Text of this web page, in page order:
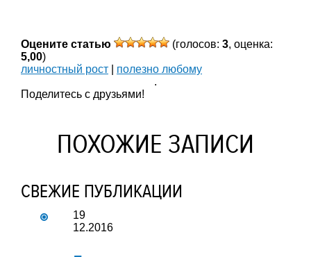
Оцените статью (голосов: 3, оценка:
5,00)
личностный рост
полезно любому
.
Поделитесь с друзьями!
ПОХОЖИЕ ЗАПИСИ
СВЕЖИЕ ПУБЛИКАЦИИ
19
12.2016